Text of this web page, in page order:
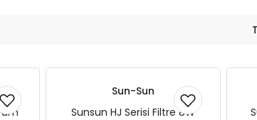
Sun-Sun
Sunsun HJ Serisi Filtre 8W